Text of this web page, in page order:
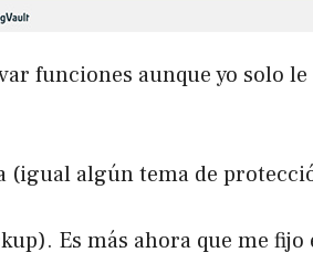
funciones aunque yo solo
(igual algún tema de
Es más ahora que me fijo